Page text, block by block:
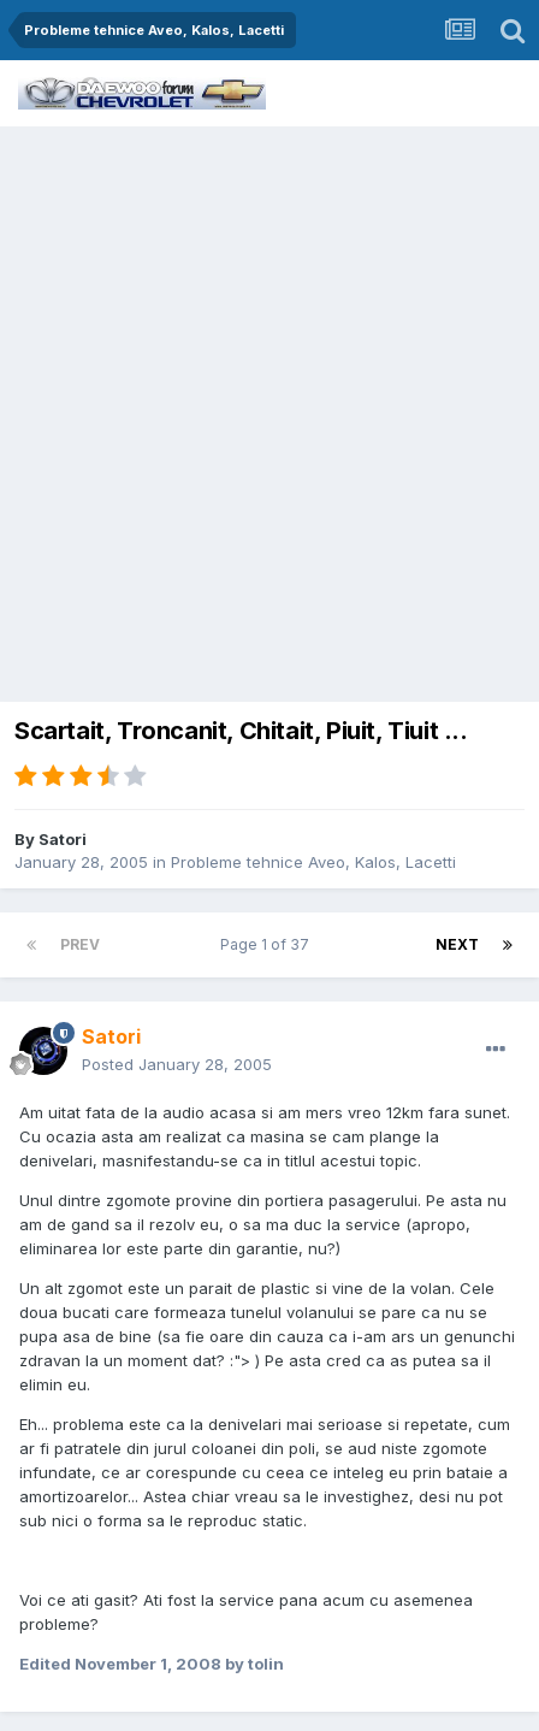
Probleme tehnice Aveo, Kalos, Lacetti
Scartait, Troncanit, Chitait, Piuit, Tiuit ...
By Satori
January 28, 2005 in Probleme tehnice Aveo, Kalos, Lacetti
PREV NEXT
Page 1 of 37
Satori
Posted January 28, 2005
Am uitat fata de la audio acasa si am mers vreo 12km fara sunet.
Cu ocazia asta am realizat ca masina se cam plange la
denivelari, masnifestandu-se ca in titlul acestui topic.
Unul dintre zgomote provine din portiera pasagerului. Pe asta nu
am de gand sa il rezolv eu, o sa ma duc la service (apropo,
eliminarea lor este parte din garantie, nu?)
Un alt zgomot este un parait de plastic si vine de la volan. Cele
doua bucati care formeaza tunelul volanului se pare ca nu se
pupa asa de bine (sa fie oare din cauza ca i-am ars un genunchi
zdravan la un moment dat? :"> ) Pe asta cred ca as putea sa il
elimin eu.
Eh... problema este ca la denivelari mai serioase si repetate, cum
ar fi patratele din jurul coloanei din poli, se aud niste zgomote
infundate, ce ar corespunde cu ceea ce inteleg eu prin bataie a
amortizoarelor... Astea chiar vreau sa le investighez, desi nu pot
sub nici o forma sa le reproduc static.
Voi ce ati gasit? Ati fost la service pana acum cu asemenea
probleme?
Edited November 1, 2008 by tolin